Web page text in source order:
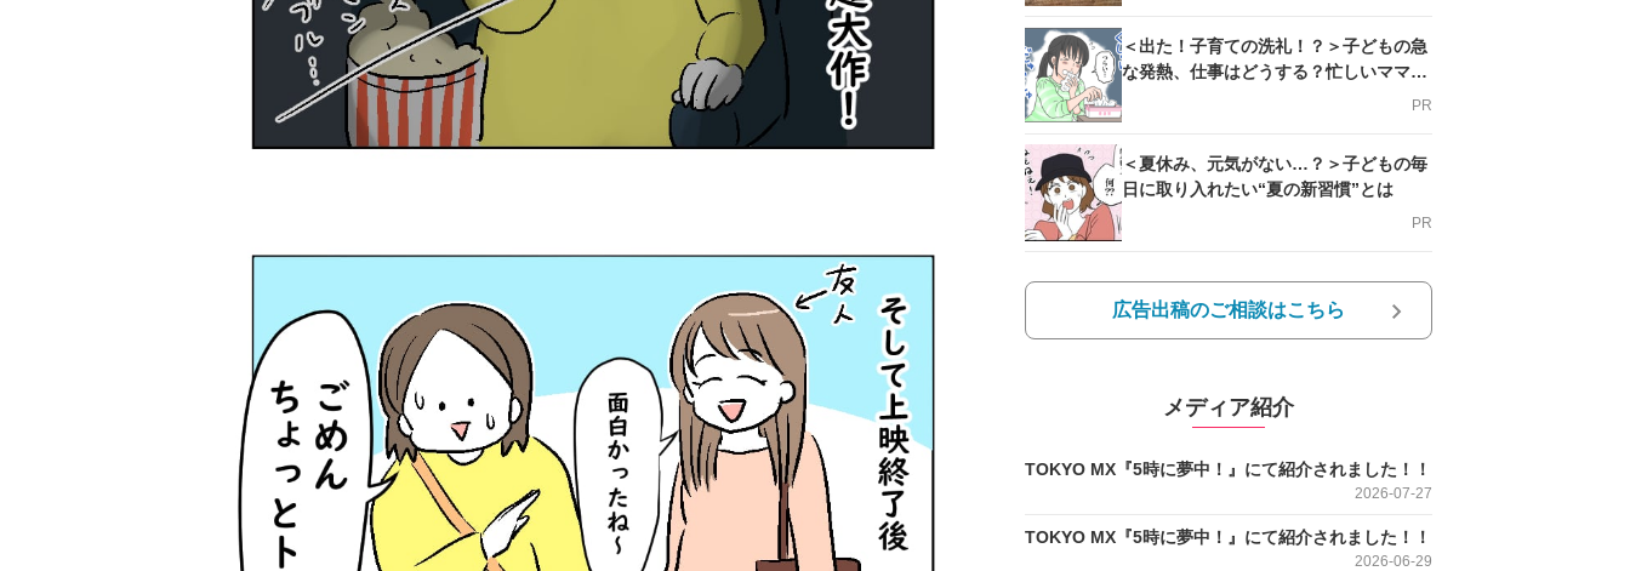
＜出た！子育ての洗礼！？＞子どもの急
な発熱、仕事はどうする？忙しいママを
PR
＜夏休み、元気がない…？＞子どもの毎
日に取り入れたい“夏の新習慣”とは
PR
広告出稿のご相談はこちら
メディア紹介
TOKYO MX『5時に夢中！』にて紹介されました！！
2026-07-27
TOKYO MX『5時に夢中！』にて紹介されました！！
2026-06-29